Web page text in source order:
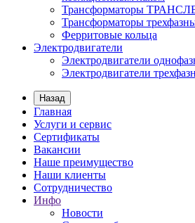
Трансформаторы
Трансформаторы
Ферритовые кольца
Электродвигатели
Электродвигатели
Электродвигатели
Назад
Главная
Услуги и сервис
Сертификаты
Вакансии
Наше преимущество
Наши клиенты
Сотрудничество
Инфо
Новости